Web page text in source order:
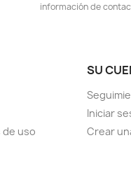
información de
de uso
SU
Iniciar
Crear